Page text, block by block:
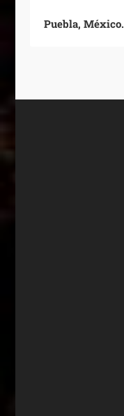
Puebla, México.